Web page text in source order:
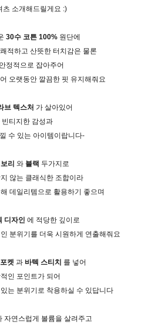
츠 소개해드릴게요 :)
30수 코튼 100%원단에
적하고 산뜻한 터치감은 물론
정적으로 잡아주어
오랫동안 깔끔한 핏 유지해줘요
브 텍스처 가 살아있어
빈티지한 감성과
수 있는 아이템이랍니다-
리 와 블랙 두가지로
않는 클래식한 조합이라
데일리템으로 활용하기 좋으며
디자인 에 적당한 깊이로
분위기를 더욱 시원하게 연출해줘요
켓 과 바텍 스티치 를 넣어
인 포인트가 되어
는 분위기로 착용하실 수 있답니다
자연스럽게 볼륨을 살려주고